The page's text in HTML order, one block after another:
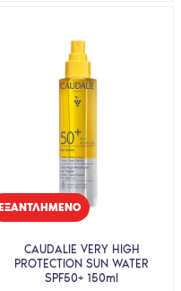
EΞΑΝΤΛΗΜΈΝΟ
CAUDALIE VERY HIGH
PROTECTION SUN WATER
SPF50+ 150ml